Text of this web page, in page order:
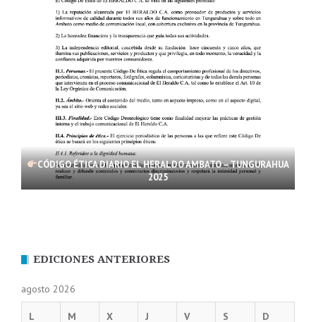
CÓDIGO ÉTICA DIARIO EL HERALDO AMBATO – TUNGURAHUA
2025
EDICIONES ANTERIORES
agosto 2026
L M X J V S D